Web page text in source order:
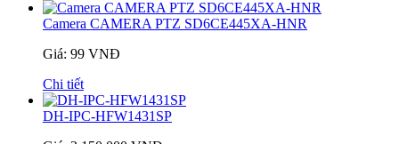
Camera CAMERA PTZ SD6CE445XA-HNR
Giá: 99 VNĐ
Chi tiết
DH-IPC-HFW1431SP